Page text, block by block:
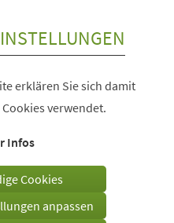
erklären Sie sich damit
verwendet.
Infos
Cookies
anpassen